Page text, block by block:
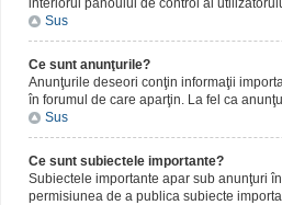
interiorul panoului de control al
Sus
Ce sunt anunţurile?
Anunţurile deseori conţin informaţii
în forumul de care aparţin. La fel ca
Sus
Ce sunt subiectele importante?
Subiectele importante apar sub anunţuri
permisiunea de a publica subiecte